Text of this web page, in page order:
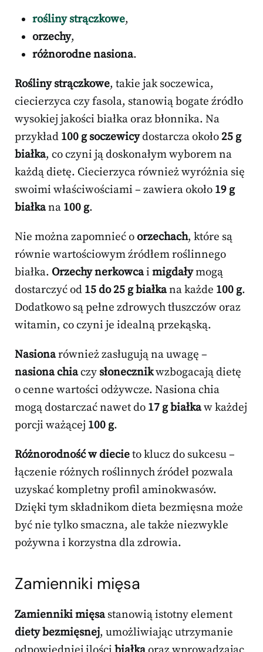
rośliny strączkowe,
orzechy,
różnorodne nasiona.
Rośliny strączkowe, takie jak soczewica,
ciecierzyca czy fasola, stanowią bogate źródło
wysokiej jakości białka oraz błonnika. Na
przykład 100 g soczewicydostarcza około 25 g
białka, co czyni ją doskonałym wyborem na
każdą dietę. Ciecierzyca również wyróżnia się
swoimi właściwościami – zawiera około 19 g
białkana 100 g.
Nie można zapomnieć oorzechach, które są
równie wartościowym źródłem roślinnego
białka. Orzechy nerkowcai migdałymogą
dostarczyć od 15 do 25 g białkana każde 100 g.
Dodatkowo są pełne zdrowych tłuszczów oraz
witamin, co czyni je idealną przekąską.
Nasionarównież zasługują na uwagę –
nasiona chiaczy słonecznikwzbogacają dietę
o cenne wartości odżywcze. Nasiona chia
mogą dostarczać nawet do 17 g białkaw każdej
porcji ważącej 100 g.
Różnorodność w diecieto klucz do sukcesu –
łączenie różnych roślinnych źródeł pozwala
uzyskać kompletny profil aminokwasów.
Dzięki tym składnikom dieta bezmięsna może
być nie tylko smaczna, ale także niezwykle
pożywna i korzystna dla zdrowia.
Zamienniki mięsa
Zamienniki mięsastanowią istotny element
diety bezmięsnej, umożliwiając utrzymanie